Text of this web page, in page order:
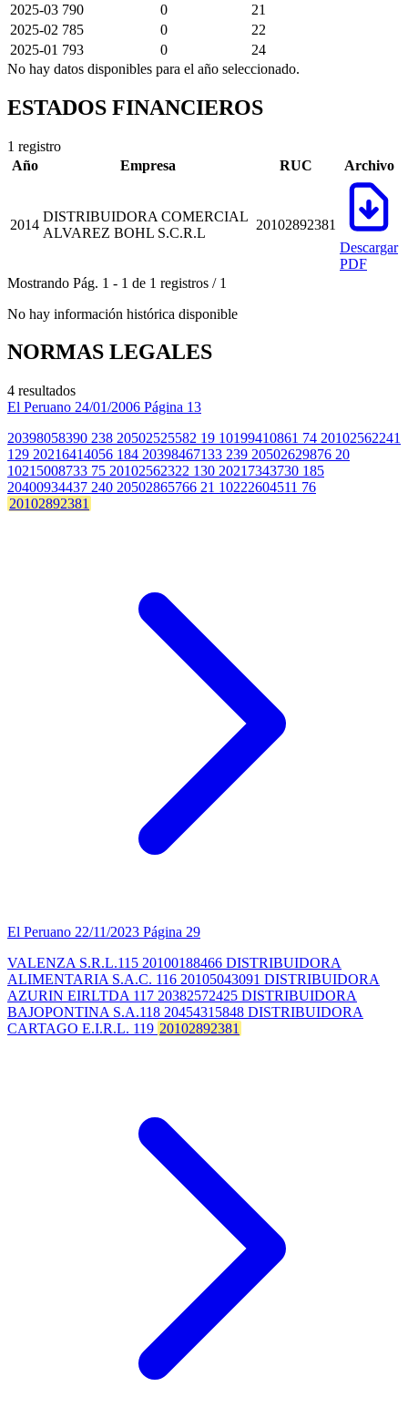
2025-03 790 0
21
2025-02 785 0
22
2025-01 793 0
24
No hay datos disponibles para el año seleccionado.
ESTADOS FINANCIEROS
1 registro
Año
Empresa RUC Archivo
2014
DISTRIBUIDORA COMERCIAL
ALVAREZ BOHL S.C.R.L
20102892381
Descargar
PDF
Mostrando Pág. 1 - 1 de 1 registros / 1
No hay información histórica disponible
NORMAS LEGALES
4 resultados
El Peruano 24/01/2006 Página 13
20398058390 238 20502525582 19 10199410861 74 20102562241
129 20216414056 184 20398467133 239 20502629876 20
10215008733 75 20102562322 130 20217343730 185
20400934437 240 20502865766 21 10222604511 76
20102892381
El Peruano 22/11/2023 Página 29
VALENZA S.R.L.115 20100188466 DISTRIBUIDORA
ALIMENTARIA S.A.C. 116 20105043091 DISTRIBUIDORA
AZURIN EIRLTDA 117 20382572425 DISTRIBUIDORA
BAJOPONTINA S.A.118 20454315848 DISTRIBUIDORA
CARTAGO E.I.R.L. 119 20102892381